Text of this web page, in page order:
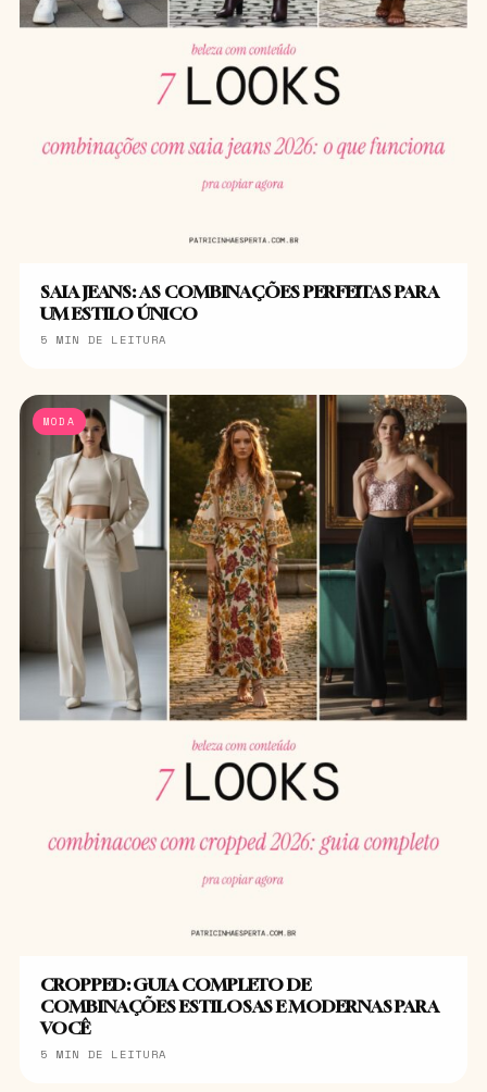
SAIA JEANS: AS COMBINAÇÕES PERFEITAS PARA
UM ESTILO ÚNICO
5 MIN DE LEITURA
MODA
CROPPED: GUIA COMPLETO DE
COMBINAÇÕES ESTILOSAS E MODERNAS PARA
VOCÊ
5 MIN DE LEITURA